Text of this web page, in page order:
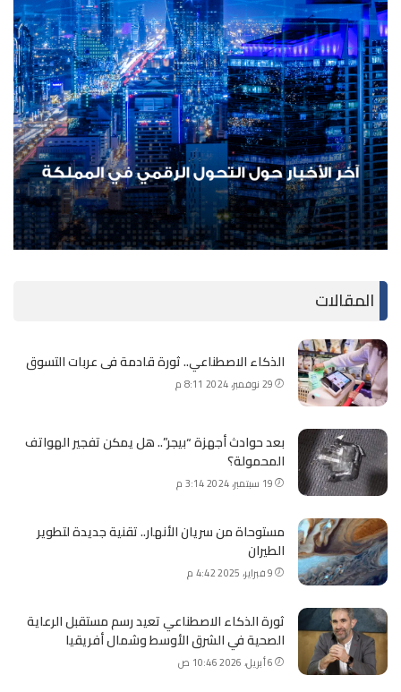
المقالات
الذكاء الاصطناعي.. ثورة قادمة فى عربات التسوق
29 نوفمبر، 2024 8:11 م
بعد حوادث أجهزة “بيجر”.. هل يمكن تفجير الهواتف
المحمولة؟
19 سبتمبر، 2024 3:14 م
مستوحاة من سريان الأنهار.. تقنية جديدة لتطوير
الطيران
9 فبراير، 2025 4:42 م
ثورة الذكاء الاصطناعي تعيد رسم مستقبل الرعاية
الصحية في الشرق الأوسط وشمال أفريقيا
6 أبريل، 2026 10:46 ص